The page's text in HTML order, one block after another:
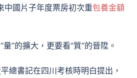
中國片子年度票房初次重包養金額
”的擴大，更要看“質”的晉陞。
總書記在四川考核時明白提出，